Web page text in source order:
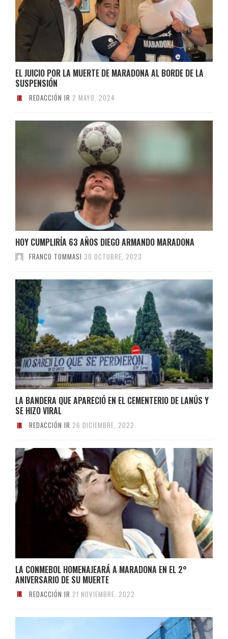
EL JUICIO POR LA MUERTE DE MARADONA AL BORDE DE LA
SUSPENSIÓN
REDACCIÓN IR 2 MAYO, 2024
HOY CUMPLIRÍA 63 AÑOS DIEGO ARMANDO MARADONA
FRANCO TOMMASI 30 OCTUBRE, 2023
LA BANDERA QUE APARECIÓ EN EL CEMENTERIO DE LANÚS Y
SE HIZO VIRAL
REDACCIÓN IR 26 DICIEMBRE, 2022
LA CONMEBOL HOMENAJEARÁ A MARADONA EN EL 2°
ANIVERSARIO DE SU MUERTE
REDACCIÓN IR 21 NOVIEMBRE, 2022